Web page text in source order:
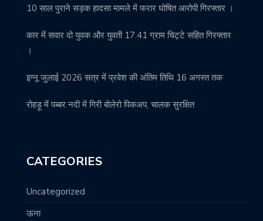
10 साल पुराने सड़क हादसा मामले में फरार घोषित आरोपी गिरफ्तार ।
कार में सवार दो युवक और युवती 17.41 ग्राम चिट्टे सहित गिरफ्तार
।
इग्नू जुलाई 2026 सत्र में प्रवेश की अंतिम तिथि 16 अगस्त तक
रोहड़ू में पब्बर नदी में गिरी बोलेरो पिकअप, चालक सुरक्षित
CATEGORIES
Uncategorized
ऊना